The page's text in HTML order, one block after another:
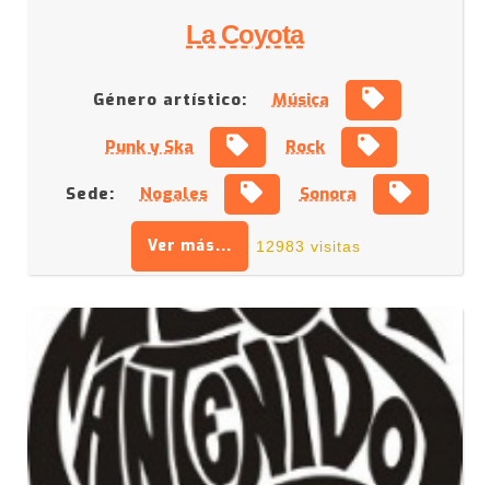
La Coyota
Género artístico: Música
Punk y Ska Rock
Sede: Nogales Sonora
Ver más... 12983 visitas